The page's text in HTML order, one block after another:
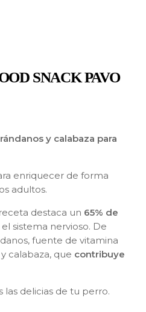
SNACK PAVO
y calabaza para
enriquecer de forma
adultos.
destaca un 65% de
sistema nervioso. De
fuente de vitamina
calabaza, que contribuye
las delicias de tu perro.